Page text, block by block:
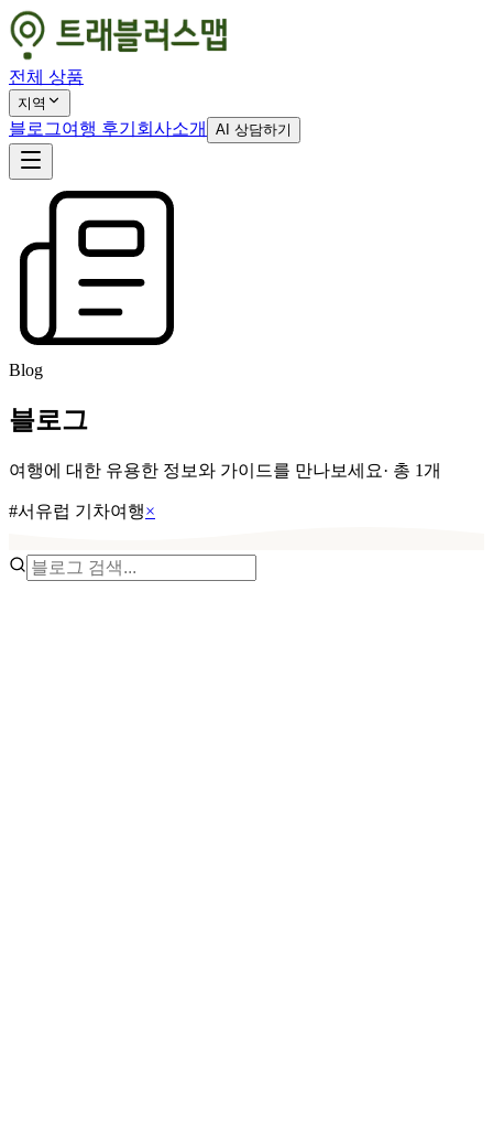
전체 상품
지역
블로그여행 후기 회사소개 AI 상담하기
Blog
블로그
여행에 대한 유용한 정보와 가이드를 만나보세요· 총 1개
#서유럽 기차여행×